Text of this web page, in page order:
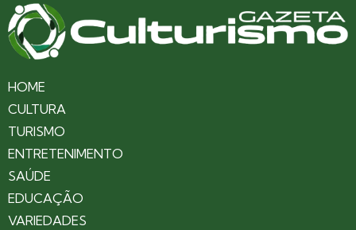
HOME
CULTURA
TURISMO
ENTRETENIMENTO
SAÚDE
EDUCAÇÃO
VARIEDADES